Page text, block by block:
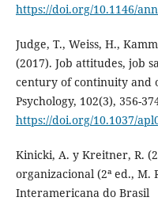
https://doi.org/10.1146/
Judge, T., Weiss, H.,
(2017). Job attitudes, job
century of continuity and
Psychology, 102(3), 356-
https://doi.org/10.1037/
Kinicki, A. y Kreitner, R.
organizacional (2ª ed., M.
Interamericana do Brasil